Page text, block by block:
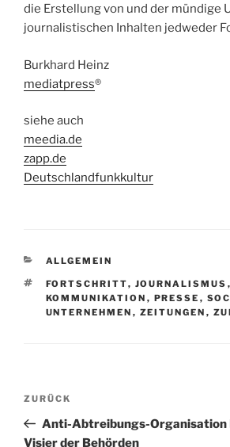
die Erstellung von und der mündige
journalistischen Inhalten jedweder
Burkhard Heinz
mediatpress®
siehe auch
meedia.de
zapp.de
Deutschlandfunkkultur
KATEGORIEN
ALLGEMEIN
SCHLAGWÖRTER
FORTSCHRITT, JOURNALISMUS ,
KOMMUNIKATION , PRESSE ,
UNTERNEHMEN , ZEITUNGEN ,
Beitragsnavigation
Vorheriger
Beitrag
ZURÜCK
Anti-Abtreibungs-Organisation
Visier der Behörden